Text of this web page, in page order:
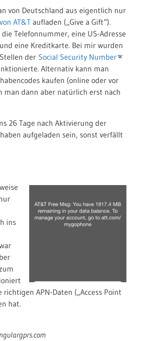
von Deutschland aus eigentlich nur
AT&T aufladen („Give a Gift“).
Telefonnummer, eine US-Adresse
eine Kreditkarte. Bei mir wurden
der Social Security Number
Alternativ kann man
kaufen (online oder vor
man dann aber natürlich erst nach
26 Tage nach Aktivierung der
aufgeladen sein, sonst verfällt
ins
APN-Daten („Access Point
hat.